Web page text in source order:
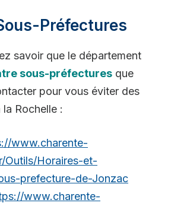
Préfectures
savoir que le département
sous-préfectures que
pour vous éviter des
Rochelle :
www.charente-
Outils/Horaires-et-
prefecture-de-Jonzac
www.charente-